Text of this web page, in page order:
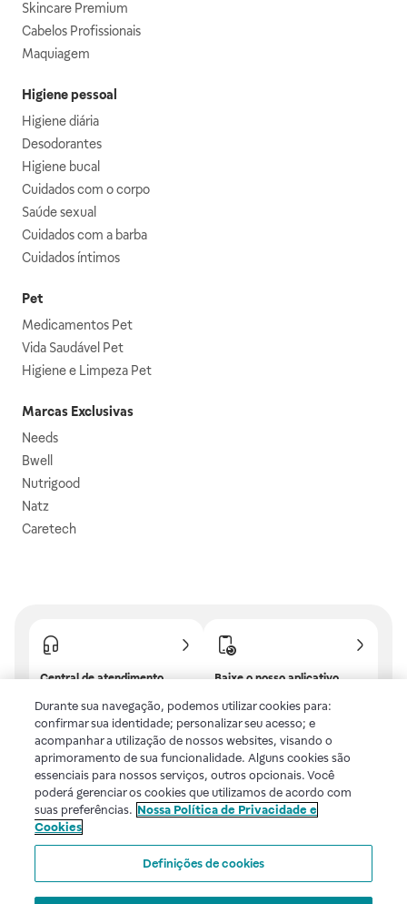
Skincare Premium
Cabelos Profissionais
Maquiagem
Higiene pessoal
Higiene diária
Desodorantes
Higiene bucal
Cuidados com o corpo
Saúde sexual
Cuidados com a barba
Cuidados íntimos
Pet
Medicamentos Pet
Vida Saudável Pet
Higiene e Limpeza Pet
Marcas Exclusivas
Needs
Bwell
Nutrigood
Natz
Caretech
Central de atendimento
frequentes ou fale com a
gente.
Baixe o nosso aplicativo
benefícios exclusivos!
Uma empresa
Voltar ao topo
Durante sua navegação, podemos utilizar cookies para:
confirmar sua identidade; personalizar seu acesso; e
acompanhar a utilização de nossos websites, visando o
aprimoramento de sua funcionalidade. Alguns cookies são
essenciais para nossos serviços, outros opcionais. Você
poderá gerenciar os cookies que utilizamos de acordo com
suas preferências. Nossa Política de Privacidade e
Cookies
Definições de cookies